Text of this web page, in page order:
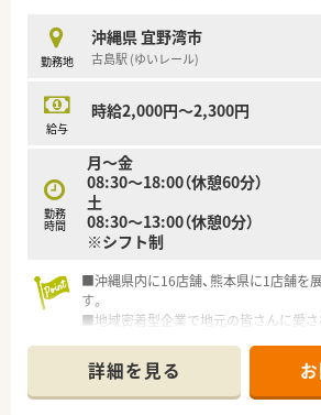
勤務地
沖縄県 宜野湾市
古島駅 (ゆいレール)
給与
時給2,000円～2,300円
勤務
時間
月～金
08:30～18:00（休憩60分）
土
08:30～13:00（休憩0分）
※シフト制
■沖縄県内に16店舗、熊本県に1店舗を
す。
■地域密着型企業で地元の皆さんに愛さ
を入れている会社です。
■沖縄南部に6店舗・中部に9店舗・北部
お休みの際のフォロー体制も整っていま
詳細を見る